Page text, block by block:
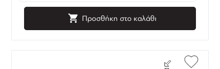
Προσθήκη στο καλάθι